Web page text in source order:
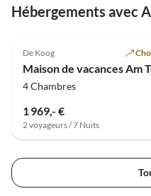
Hébergements avec
De Koog
4 Chambres
1 969,- €
2 voyageurs / 7 Nuits